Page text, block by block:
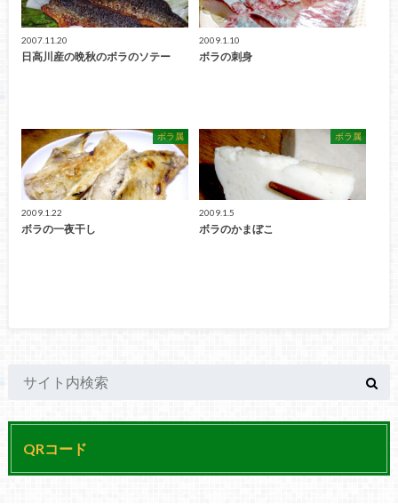
2007.11.20
日高川産の晩秋のボラのソテー
2009.1.10
ボラの刺身
ボラ属
2009.1.22
ボラの一夜干し
ボラ属
2009.1.5
ボラのかまぼこ
QRコード